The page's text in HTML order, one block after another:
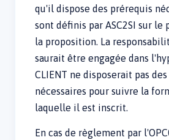
qu'il dispose des prérequis
sont définis par ASC2SI sur le
la proposition. La
saurait être engagée dans
CLIENT ne disposerait pas
nécessaires pour suivre la
laquelle il est inscrit.
En cas de règlement par